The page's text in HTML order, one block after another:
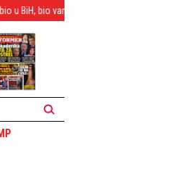
je dostupan - Zašto ga niste priveli?